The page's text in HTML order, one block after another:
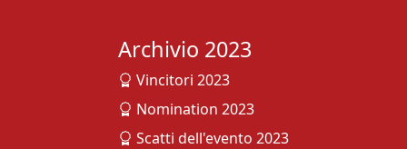
Archivio 2023
Vincitori 2023
Nomination 2023
Scatti dell'evento 2023